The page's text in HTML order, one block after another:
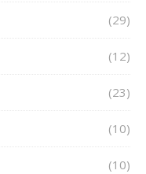
(29)
(12)
(23)
(10)
(10)